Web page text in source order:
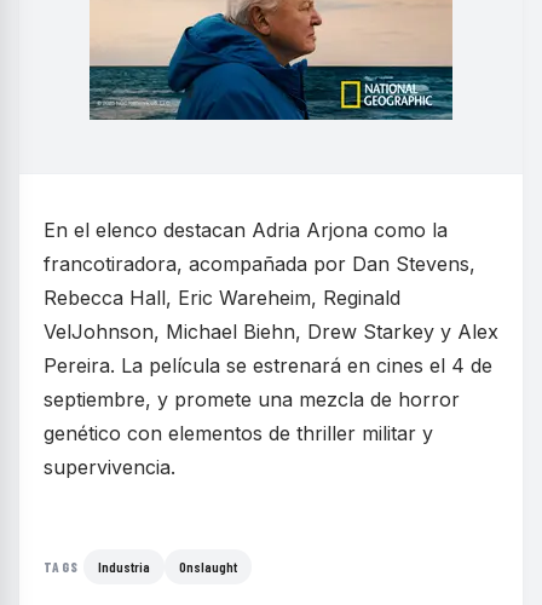
En el elenco destacan Adria Arjona como la
francotiradora, acompañada por Dan Stevens,
Rebecca Hall, Eric Wareheim, Reginald
VelJohnson, Michael Biehn, Drew Starkey y Alex
Pereira. La película se estrenará en cines el 4 de
septiembre, y promete una mezcla de horror
genético con elementos de thriller militar y
supervivencia.
TAGS Industria Onslaught